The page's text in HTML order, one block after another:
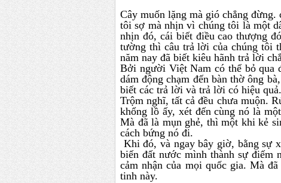
Cây muốn lặng mà gió chẳng
tôi sợ mà nhịn vì chúng tôi là một
nhịn đó, cái biết điều cao thượng
tường thì câu trả lời của chúng tôi
năm nay đã biết kiêu hãnh trả lời
Bởi người Việt Nam có thể bỏ qua
dám động chạm đến bàn thờ ông
biết các trả lời và trả lời có hiệu quả.
Trộm nghĩ, tất cả đều chưa muộn.
khổng lồ ấy, xét đến cùng nó là
Mà đã là mụn ghẻ, thì một khi kẻ
cách bứng nó đi.
Khi đó, và ngay bây giờ, bằng sự
biến đất nước mình thành sự điếm
cảm nhận của mọi quốc gia. Mà
tinh này.